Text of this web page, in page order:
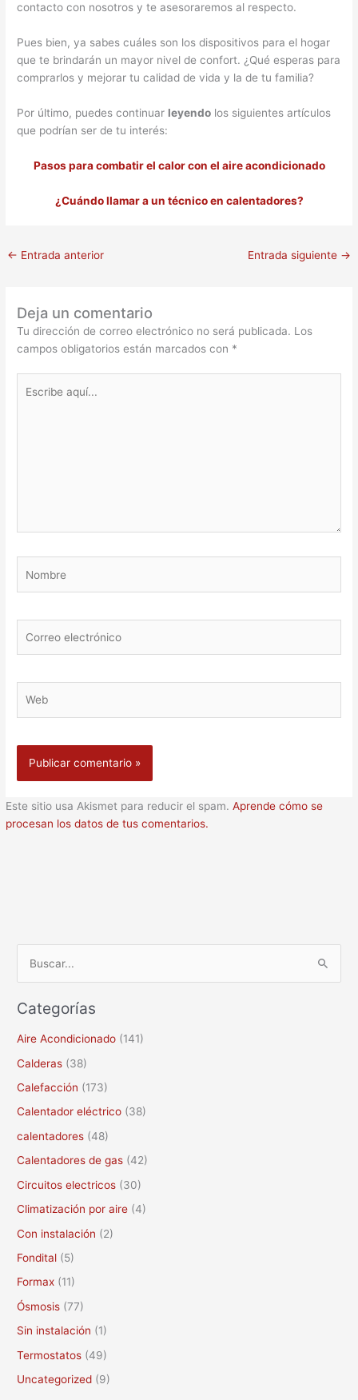
contacto con nosotros y te asesoraremos al respecto.
Pues bien, ya sabes cuáles son los dispositivos para el hogar
que te brindarán un mayor nivel de confort. ¿Qué esperas para
comprarlos y mejorar tu calidad de vida y la de tu familia?
Por último, puedes continuar leyendo los siguientes artículos
que podrían ser de tu interés:
Pasos para combatir el calor con el aire acondicionado
¿Cuándo llamar a un técnico en calentadores?
← Entrada anterior Entrada siguiente →
Deja un comentario
Tu dirección de correo electrónico no será publicada. Los
campos obligatorios están marcados con *
aquí...
electrónico
Este sitio usa Akismet para reducir el spam.Aprende cómo se
procesan los datos de tus comentarios.
s
c
o
r
:
Categorías
Aire Acondicionado (141)
Calderas (38)
Calefacción (173)
Calentador eléctrico (38)
calentadores (48)
Calentadores de gas (42)
Circuitos electricos (30)
Climatización por aire (4)
Con instalación (2)
Fondital (5)
Formax (11)
Ósmosis (77)
Sin instalación (1)
Termostatos (49)
Uncategorized (9)